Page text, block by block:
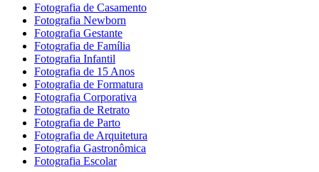
Fotografia de Casamento
Fotografia Newborn
Fotografia Gestante
Fotografia de Família
Fotografia Infantil
Fotografia de 15 Anos
Fotografia de Formatura
Fotografia Corporativa
Fotografia de Retrato
Fotografia de Parto
Fotografia de Arquitetura
Fotografia Gastronômica
Fotografia Escolar